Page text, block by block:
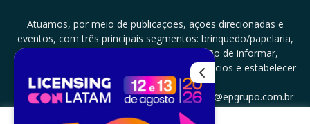
Atuamos, por meio de publicações, ações direcionadas e
eventos, com três principais segmentos: brinquedo/papelaria,
licenciamento e zero a três com a missão de informar,
documentar, proporcionar encontro de negócios e estabelecer
parcerias.
CONTATO: +5511994513097 - atendimento@epgrupo.com.br